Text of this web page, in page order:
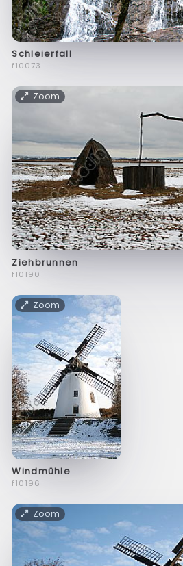
Schleierfall
f10073
Zoom
Ziehbrunnen
f10190
Zoom
Windmühle
f10196
Zoom